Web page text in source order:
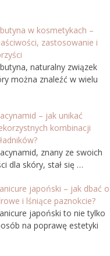
w kosmetykach –
zastosowanie i
naturalny związek
można znaleźć w wielu
– jak unikać
kombinacji
znany ze swoich
dla skóry, stał się …
japoński – jak dbać o
i lśniące paznokcie?
japoński to nie tylko
na poprawę estetyki